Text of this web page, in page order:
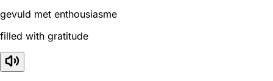
gevuld met enthousiasme
filled with gratitude